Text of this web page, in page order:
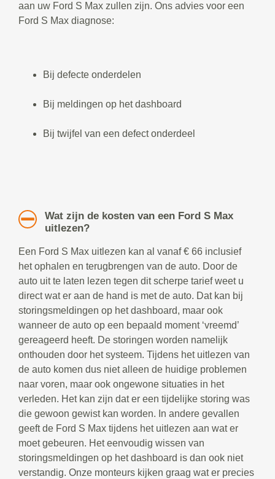
aan uw Ford S Max zullen zijn. Ons advies voor een
Ford S Max diagnose:
Bij defecte onderdelen
Bij meldingen op het dashboard
Bij twijfel van een defect onderdeel
Wat zijn de kosten van een Ford S Max
uitlezen?
Een Ford S Max uitlezen kan al vanaf € 66 inclusief
het ophalen en terugbrengen van de auto. Door de
auto uit te laten lezen tegen dit scherpe tarief weet u
direct wat er aan de hand is met de auto. Dat kan bij
storingsmeldingen op het dashboard, maar ook
wanneer de auto op een bepaald moment ‘vreemd’
gereageerd heeft. De storingen worden namelijk
onthouden door het systeem. Tijdens het uitlezen van
de auto komen dus niet alleen de huidige problemen
naar voren, maar ook ongewone situaties in het
verleden. Het kan zijn dat er een tijdelijke storing was
die gewoon gewist kan worden. In andere gevallen
geeft de Ford S Max tijdens het uitlezen aan wat er
moet gebeuren. Het eenvoudig wissen van
storingsmeldingen op het dashboard is dan ook niet
verstandig. Onze monteurs kijken graag wat er precies